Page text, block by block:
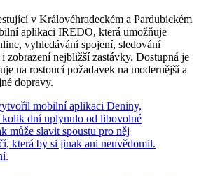
v Královéhradeckém a Pardubickém
aplikaci IREDO, která umožňuje
vyhledávání spojení, sledování
zobrazení nejbližší zastávky. Dostupná je
na rostoucí požadavek na modernější a
dopravy.